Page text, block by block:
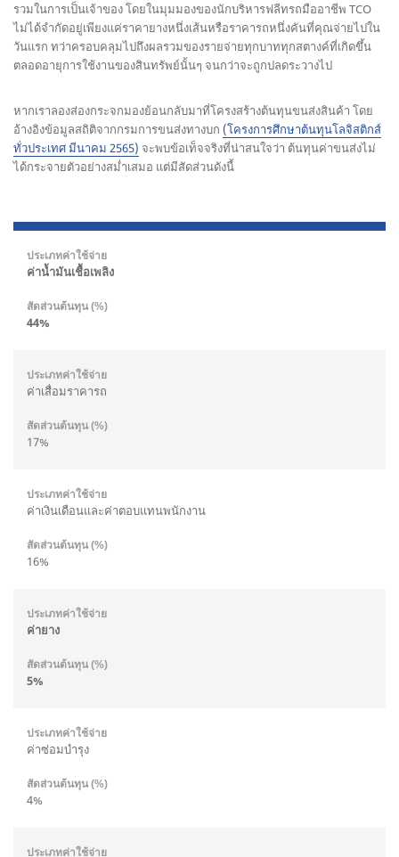
รวมในการเป็นเจ้าของ โดยในมุมมองของนักบริหารฟลีทรถมืออาชีพ TCO
ไม่ได้จำกัดอยู่เพียงแค่ราคายางหนึ่งเส้นหรือราคารถหนึ่งคันที่คุณจ่ายไปใน
วันแรก ทว่าครอบคลุมไปถึงผลรวมของรายจ่ายทุกบาททุกสตางค์ที่เกิดขึ้น
ตลอดอายุการใช้งานของสินทรัพย์นั้นๆ จนกว่าจะถูกปลดระวางไป
หากเราลองส่องกระจกมองย้อนกลับมาที่โครงสร้างต้นทุนขนส่งสินค้า โดย
อ้างอิงข้อมูลสถิติจากกรมการขนส่งทางบก (โครงการศึกษาต้นทุนโลจิสติกส์
ทั่วประเทศ มีนาคม 2565) จะพบข้อเท็จจริงที่น่าสนใจว่า ต้นทุนค่าขนส่งไม่
ได้กระจายตัวอย่างสม่ำเสมอ แต่มีสัดส่วนดังนี้
ค่าน้ำมันเชื้อเพลิง
44%
ค่าเสื่อมราคารถ
17%
ค่าเงินเดือนและค่าตอบแทนพนักงาน
16%
ค่ายาง
5%
ค่าซ่อมบำรุง
4%